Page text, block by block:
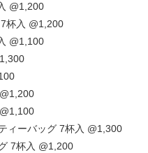
@1,200
杯入 @1,200
@1,100
ィーバッグ 7杯入 @1,300
7杯入 @1,200